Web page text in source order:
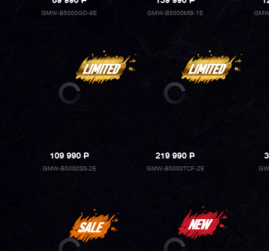
GMW-B5000GD-9E GMW-B5000MB-1E
109 990P
GMW-B5000SS-2E
219 990P
GMW-B5000TCF-2E